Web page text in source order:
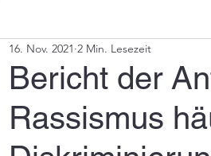
IN DEN MEDIEN
Bericht der
Rassismus
16. Nov. 2021 2 Min. Lesezeit